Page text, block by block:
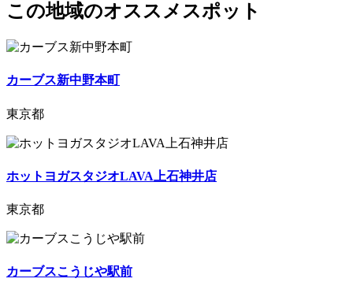
この地域のオススメスポット
カーブス新中野本町
東京都
ホットヨガスタジオLAVA上石神井店
東京都
カーブスこうじや駅前